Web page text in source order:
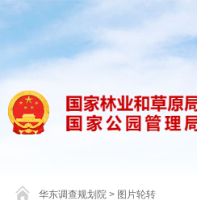
华东调查规划院 > 图片轮转